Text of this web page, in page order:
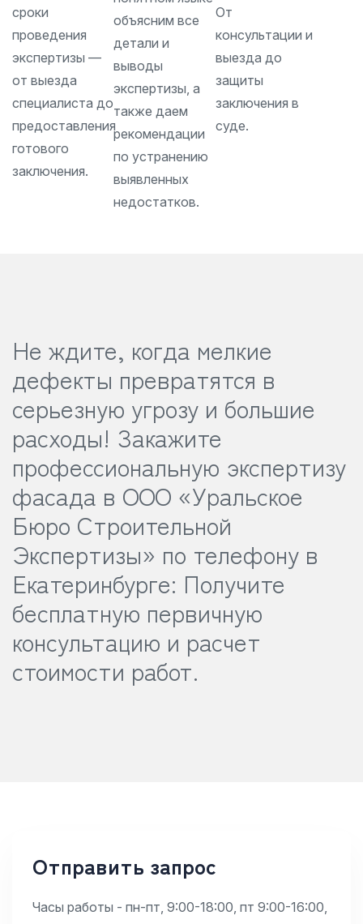
сроки
проведения
экспертизы —
от выезда
специалиста до
предоставления
готового
заключения.
объясним все
детали и
выводы
экспертизы, а
также даем
рекомендации
по устранению
выявленных
недостатков.
От
консультации и
выезда до
защиты
заключения в
суде.
Не ждите, когда мелкие
дефекты превратятся в
серьезную угрозу и большие
расходы! Закажите
профессиональную экспертизу
фасада в ООО «Уральское
Бюро Строительной
Экспертизы» по телефону в
Екатеринбурге: Получите
бесплатную первичную
консультацию и расчет
стоимости работ.
Отправить запрос
Часы работы - пн-пт, 9:00-18:00, пт 9:00-16:00,